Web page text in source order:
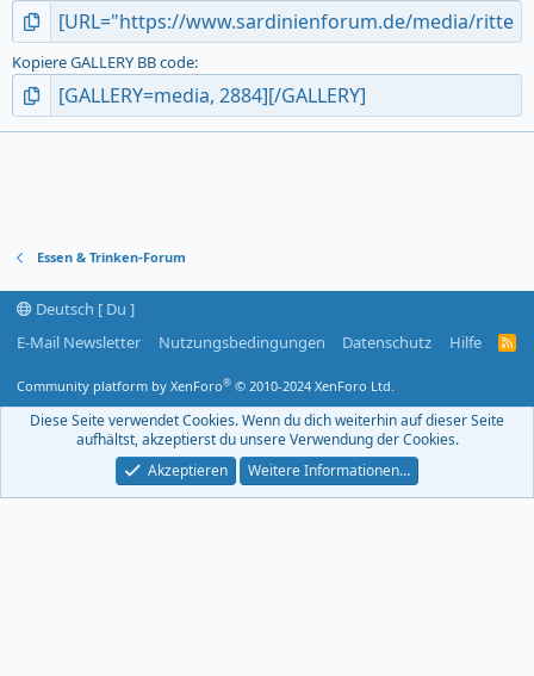
Kopiere GALLERY BB code
Essen & Trinken-Forum
Deutsch [ Du ]
E-Mail Newsletter
Nutzungsbedingungen Datenschutz Hilfe
R
F
Community platform by XenForo® © 2010-2024 XenForo Ltd.
Diese Seite verwendet Cookies. Wenn du dich weiterhin auf dieser Seite
aufhältst, akzeptierst du unsere Verwendung der Cookies.
Akzeptieren
Weitere Informationen…